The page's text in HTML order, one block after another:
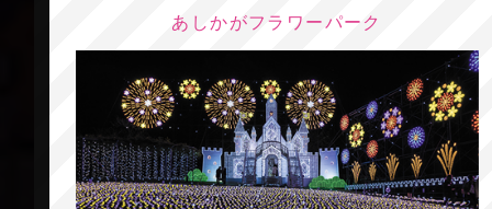
あしかがフラワーパーク